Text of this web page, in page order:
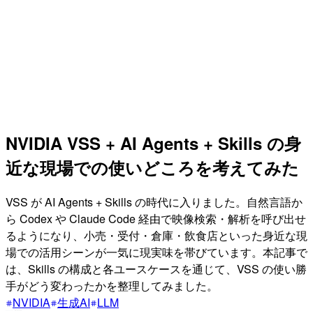
NVIDIA VSS + AI Agents + Skills の身
近な現場での使いどころを考えてみた
VSS が AI Agents + Skills の時代に入りました。自然言語か
ら Codex や Claude Code 経由で映像検索・解析を呼び出せ
るようになり、小売・受付・倉庫・飲食店といった身近な現
場での活用シーンが一気に現実味を帯びています。本記事で
は、Skills の構成と各ユースケースを通じて、VSS の使い勝
手がどう変わったかを整理してみました。
NVIDIA 生成AI LLM